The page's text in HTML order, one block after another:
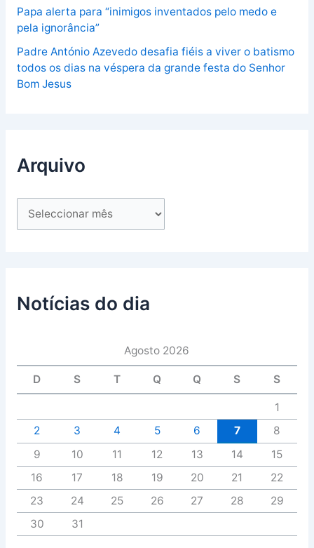
Papa alerta para “inimigos inventados pelo medo e
pela ignorância”
Padre António Azevedo desafia fiéis a viver o batismo
todos os dias na véspera da grande festa do Senhor
Bom Jesus
Arquivo
Notícias do dia
Agosto 2026
D S T Q Q S S
1
2
3 4 5 6 7
8
9
10 11 12 13 14
15
16
17 18 19 20 21
22
23
24 25 26 27 28
29
30
31